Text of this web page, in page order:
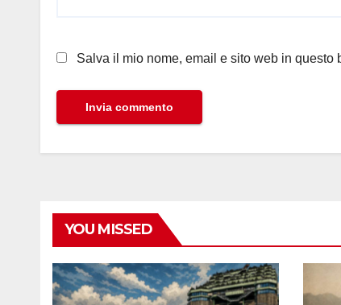
Salva il mio nome, email e sito web in questo
YOU MISSED